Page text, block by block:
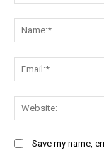
Save my name,